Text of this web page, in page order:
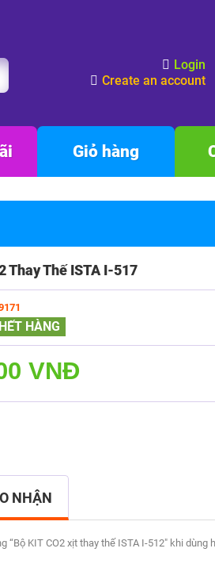
Login
Create an account
Giỏ hàng
Thay Thế ISTA I-517
HẾT HÀNG
VNĐ
NHẬN
“Bộ KIT CO2 xịt thay thế ISTA I-512" khi dùng